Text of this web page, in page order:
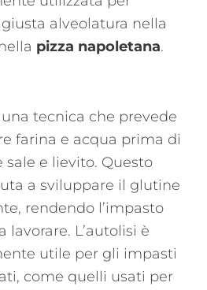
alveolatura nella
pizza napoletana​.
una tecnica che prevede
farina e acqua prima di
sale e lievito. Questo
a sviluppare il glutine
rendendo l’impasto
lavorare. L’autolisi è
utile per gli impasti
come quelli usati per